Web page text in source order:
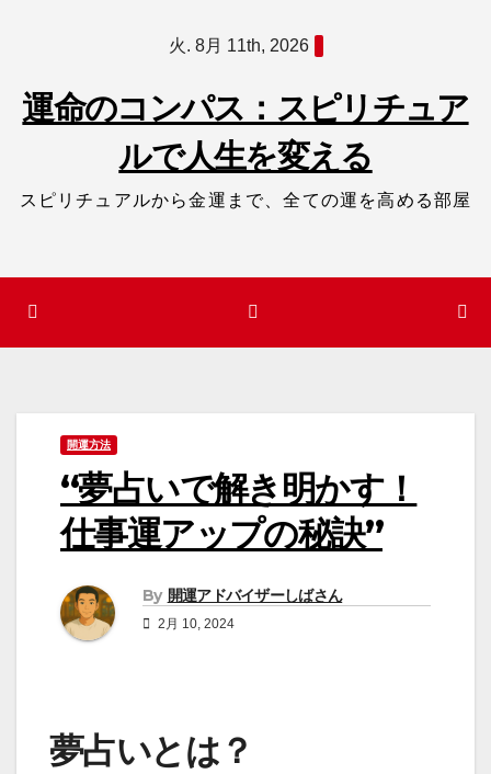
ッ
火. 8月 11th, 2026
運命のコンパス：スピリチュア
ルで人生を変える
スピリチュアルから金運まで、全ての運を高める部屋
開運方法
“夢占いで解き明かす！
仕事運アップの秘訣”
By 開運アドバイザーしばさん
2月 10, 2024
夢占いとは？